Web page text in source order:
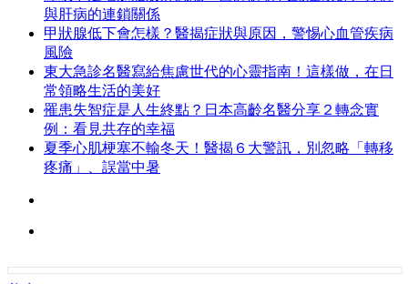
與肝病的連鎖關係
甲狀腺低下會怎樣？醫揭症狀與原因，警惕心血管疾病
風險
東大急診名醫寫給焦慮世代的心靈指南！這樣做，在日
常領略生活的美好
罹患失智症是人生終點？日本高齡名醫分享２轉念實
例：看見共存的幸福
夏季心肌梗塞不輸冬天！醫揭６大警訊，別忽略「轉移
疼痛」、誤當中暑